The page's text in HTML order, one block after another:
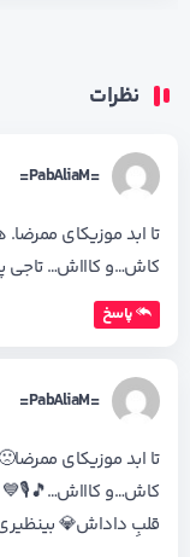
نظرات
=PabAliaM=
تا ابد موزیکای
کاش…و کاااش… تاجی
پاسخ
=PabAliaM=
تا ابد موزیکای
کاش…و کاااش…🎵🎙💙
قلبِ داداش💎